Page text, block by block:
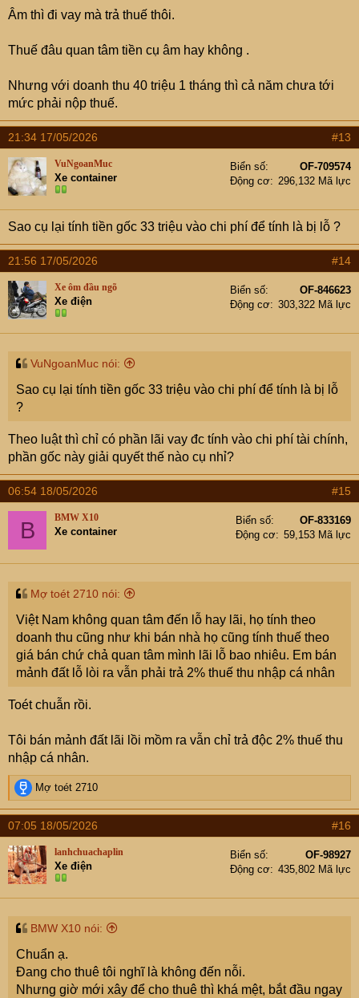
Âm thì đi vay mà trả thuế thôi.
Thuế đâu quan tâm tiền cụ âm hay không .
Nhưng với doanh thu 40 triệu 1 tháng thì cả năm chưa tới
mức phải nộp thuế.
21:34 17/05/2026 #13
VuNgoanMuc
Xe container
Biển số
OF-709574
Động cơ
296,132 Mã lực
Sao cụ lại tính tiền gốc 33 triệu vào chi phí để tính là bị lỗ ?
21:56 17/05/2026 #14
Xe ôm đầu ngõ
Xe điện
Biển số
OF-846623
Động cơ
303,322 Mã lực
VuNgoanMuc nói:
Sao cụ lại tính tiền gốc 33 triệu vào chi phí để tính là bị lỗ
?
Theo luật thì chỉ có phần lãi vay đc tính vào chi phí tài chính,
phần gốc này giải quyết thế nào cụ nhỉ?
06:54 18/05/2026 #15
B BMW X10
Xe container
Biển số
OF-833169
Động cơ
59,153 Mã lực
Mợ toét 2710 nói:
Việt Nam không quan tâm đến lỗ hay lãi, họ tính theo
doanh thu cũng như khi bán nhà họ cũng tính thuế theo
giá bán chứ chả quan tâm mình lãi lỗ bao nhiêu. Em bán
mảnh đất lỗ lòi ra vẫn phải trả 2% thuế thu nhập cá nhân
Toét chuẫn rồi.
Tôi bán mảnh đất lãi lồi mồm ra vẫn chỉ trả độc 2% thuế thu
nhập cá nhân.
R
e
a
c
t
i
o
n
s
Mợ toét 2710
07:05 18/05/2026 #16
lanhchuachaplin
Xe điện
Biển số
OF-98927
Động cơ
435,802 Mã lực
BMW X10 nói:
Chuẩn ạ.
Đang cho thuê tôi nghĩ là không đến nỗi.
Nhưng giờ mới xây để cho thuê thì khá mệt, bắt đầu ngay